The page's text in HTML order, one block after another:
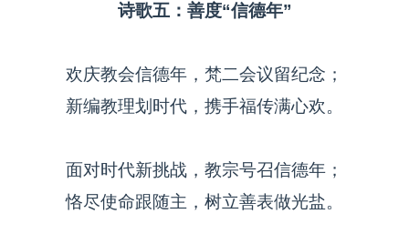
诗歌五：善度“信德年”
欢庆教会信德年，梵二会议留纪念；
新编教理划时代，携手福传满心欢。
面对时代新挑战，教宗号召信德年；
恪尽使命跟随主，树立善表做光盐。